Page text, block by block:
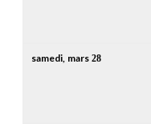
samedi, mars 28